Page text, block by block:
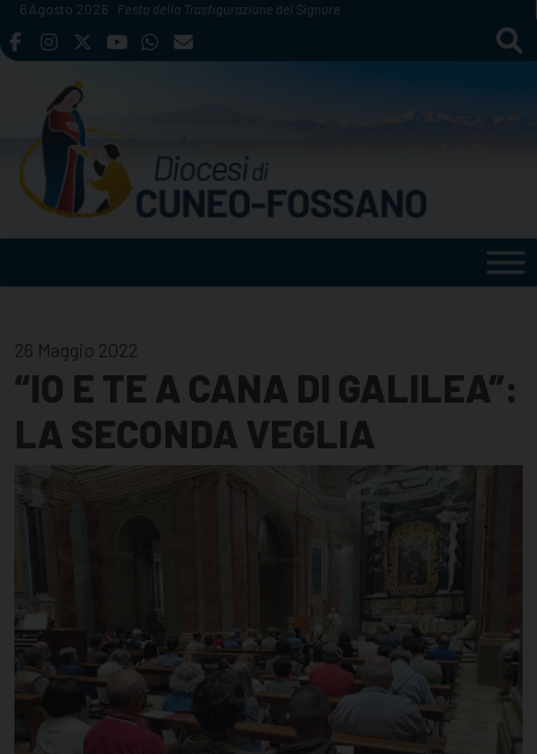
Skip
to
6 Agosto 2026 Festa della Trasfigurazione del Signore
26 Maggio 2022
“IO E TE A CANA DI GALILEA”:
LA SECONDA VEGLIA